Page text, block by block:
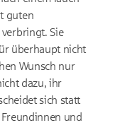
guten
Sie
überhaupt nicht
Wunsch nur
dazu, ihr
sich statt
und